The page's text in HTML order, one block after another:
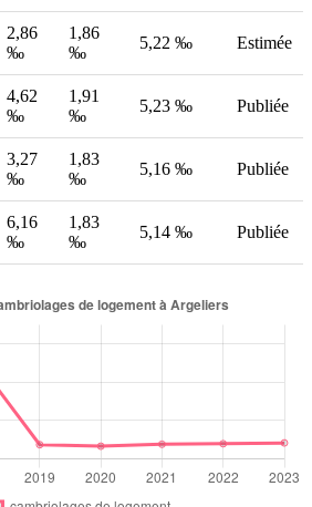
2,86
‰
1,86
‰
5,22 ‰ Estimée
4,62
‰
1,91
‰
5,23 ‰ Publiée
3,27
‰
1,83
‰
5,16 ‰ Publiée
6,16
‰
1,83
‰
5,14 ‰ Publiée